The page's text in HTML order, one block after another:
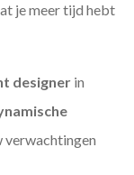
je meer tijd hebt
designer in
verwachtingen